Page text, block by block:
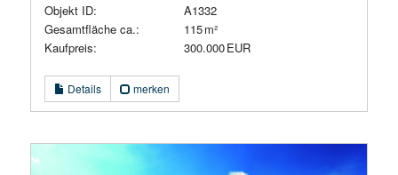
Objekt ID:
A1332
Gesamtfläche ca.:
115 m²
Kaufpreis:
300.000 EUR
Details merken